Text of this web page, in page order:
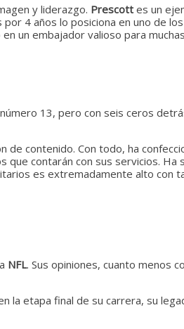
y liderazgo. Prescott es un
4 años lo posiciona en uno de
un embajador valioso para
13, pero con seis ceros
contenido. Con todo, ha
que contarán con sus servicios. Ha
es extremadamente alto con
NFL. Sus opiniones, cuanto menos
la etapa final de su carrera, su